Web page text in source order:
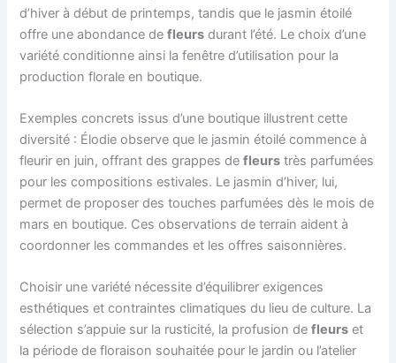
d’hiver à début de printemps, tandis que le jasmin étoilé
offre une abondance defleurs durant l’été. Le choix d’une
variété conditionne ainsi la fenêtre d’utilisation pour la
production florale en boutique.
Exemples concrets issus d’une boutique illustrent cette
diversité : Élodie observe que le jasmin étoilé commence à
fleurir en juin, offrant des grappes defleurs très parfumées
pour les compositions estivales. Le jasmin d’hiver, lui,
permet de proposer des touches parfumées dès le mois de
mars en boutique. Ces observations de terrain aident à
coordonner les commandes et les offres saisonnières.
Choisir une variété nécessite d’équilibrer exigences
esthétiques et contraintes climatiques du lieu de culture. La
sélection s’appuie sur la rusticité, la profusion defleurs et
la période de floraison souhaitée pour le jardin ou l’atelier